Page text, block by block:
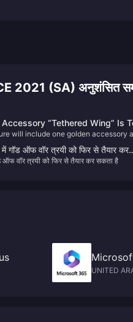
2021 (SA) अनुशंसित
“Tethered Wing” Is
Now!
will include one golden accessory
a golden accessory, and it
connection lines, and resurrection!
गॉड ऑफ वॉर त्रयी को फिर से तैयार कर
ऑफ वॉर त्रयी को फिर से तैयार कर सकता है
UNITED